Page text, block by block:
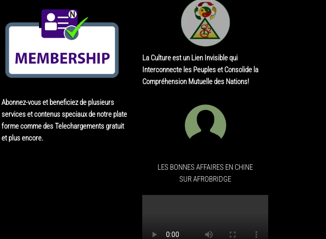
Abonnez-vous et beneficiez de plusieurs
services et contenus speciaux de notre plate
forme comme des Telechargements gratuit
et plus encore.
La Culture est un Lien Invisible qui
Interconnecte les Peuples et Consolide la
Compréhension Mutuelle des Nations!
LES BONNES AFFAIRES EN CHINE
SUR AFROBRIDGE